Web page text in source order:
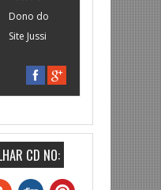
Dono do
Site Jussi
CD NO: